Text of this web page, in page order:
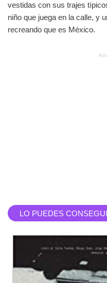
vestidas con sus trajes
niño que juega en la calle, y
recreando que es México.
LO PUEDES